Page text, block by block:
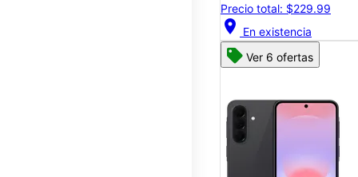
Precio total: $229.99
location_on En existencia
Ver 6 ofertas